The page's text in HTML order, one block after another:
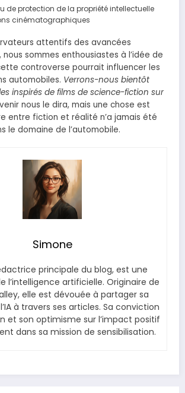
de protection de la propriété intellectuelle
cinématographiques
attentifs des avancées
sommes enthousiastes à l’idée de
controverse pourrait influencer les
automobiles. Verrons-nous bientôt
inspirés de films de science-fiction sur
nous le dira, mais une chose est
entre fiction et réalité n’a jamais été
le domaine de l’automobile.
Simone
principale du blog, est une
l’intelligence artificielle. Originaire de
elle est dévouée à partager sa
à travers ses articles. Sa conviction
et son optimisme sur l’impact positif
dans sa mission de sensibilisation.